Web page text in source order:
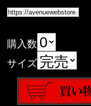
購入数
サイズ